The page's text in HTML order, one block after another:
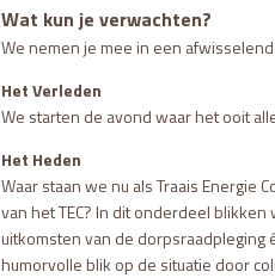
Wat kun je verwachten?
We nemen je mee in een
Het Verleden
We starten de avond waar het ooit
Het Heden
Waar staan we nu als Traais Energie
van het TEC? In dit onderdeel
uitkomsten van de dorpsraadpleging
humorvolle blik op de situatie door